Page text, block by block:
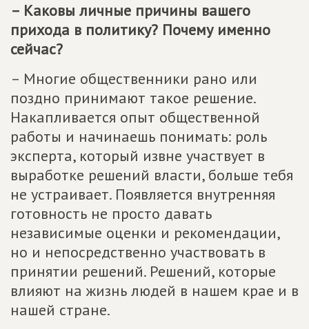
– Каковы личные причины вашего
прихода в политику? Почему именно
сейчас?
– Многие общественники рано или
поздно принимают такое решение.
Накапливается опыт общественной
работы и начинаешь понимать: роль
эксперта, который извне участвует в
выработке решений власти, больше тебя
не устраивает. Появляется внутренняя
готовность не просто давать
независимые оценки и рекомендации,
но и непосредственно участвовать в
принятии решений. Решений, которые
влияют на жизнь людей в нашем крае и в
нашей стране.